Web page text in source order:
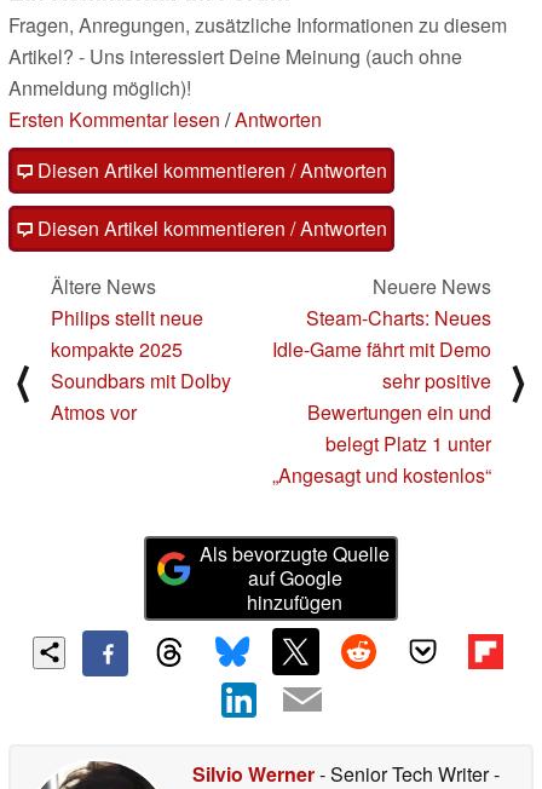
Fragen, Anregungen, zusätzliche Informationen zu diesem
Artikel? - Uns interessiert Deine Meinung (auch ohne
Anmeldung möglich)!
Ersten Kommentar lesen /Antworten
Diesen Artikel kommentieren / Antworten
Diesen Artikel kommentieren / Antworten
⟨
Ältere News
Philips stellt neue
kompakte 2025
Soundbars mit Dolby
Atmos vor
Neuere News
Steam-Charts: Neues
Idle-Game fährt mit Demo
sehr positive
Bewertungen ein und
belegt Platz 1 unter
„Angesagt und kostenlos“
⟩
Als bevorzugte Quelle
auf Google
hinzufügen
Silvio Werner- Senior Tech Writer-